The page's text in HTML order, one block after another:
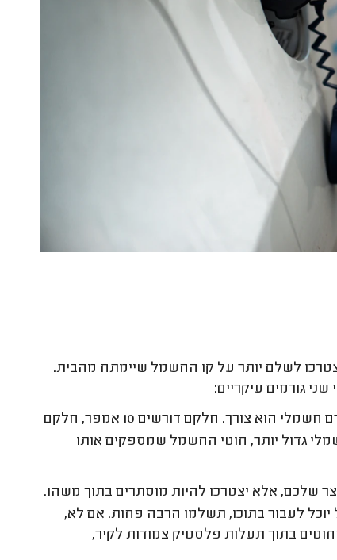
לשלם יותר על קו החשמל שיימתח מהבית.
גורמים עיקריים:
: כל רכב חשמלי מגיע עם הגדרות יצרן של איזו עוצמת זרם חשמלי הוא צורך. חלקם דורשים 10 אמפר, חלקם
גדול יותר, חוטי החשמל שמספקים אותו
שלכם, אלא יצטרכו להיות מוסתרים בתוך משהו.
לעבור בתוכו, תשלמו הרבה פחות. אם לא,
בתוך תעלות פלסטיק צמודות לקיר,